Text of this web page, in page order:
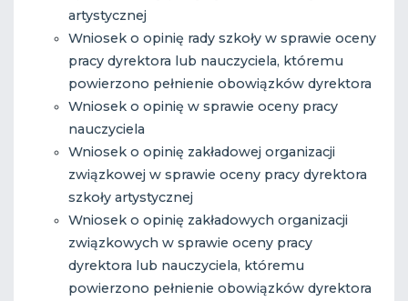
artystycznej
Wniosek o opinię rady szkoły w sprawie oceny
pracy dyrektora lub nauczyciela, któremu
powierzono pełnienie obowiązków dyrektora
Wniosek o opinię w sprawie oceny pracy
nauczyciela
Wniosek o opinię zakładowej organizacji
związkowej w sprawie oceny pracy dyrektora
szkoły artystycznej
Wniosek o opinię zakładowych organizacji
związkowych w sprawie oceny pracy
dyrektora lub nauczyciela, któremu
powierzono pełnienie obowiązków dyrektora